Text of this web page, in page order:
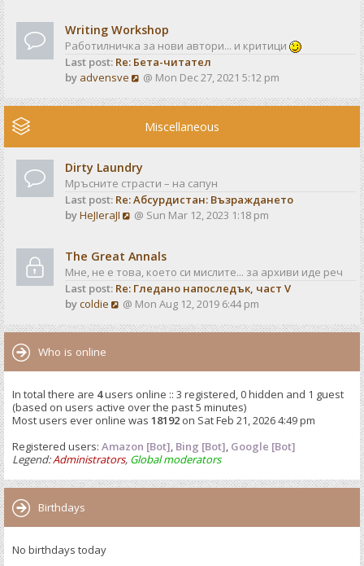
e
s
t
p
o
t
w
t
h
e
l
t
p
o
s
Writing Workshop
Работилничка за нови автори... и критици
Last post: Re: Бета-читател
by advensve
V
e
w
e
l
a
t
t
p
o
s
t
@ Mon Dec 27, 2021 5:12 pm
Miscellaneous
Dirty Laundry
Мръсните страсти – на сапун
Last post: Re: Абсурдистан: Възраждането
byHeJIeraJI
V
w
t
h
e
e
t
p
s
t
@ Sun Mar 12, 2023 1:18 pm
The Great Annals
Мне, не е това, което си мислите... за архиви иде реч
Last post: Re: Гледано напоследък, част V
bycoldie
V
e
e
l
a
t
e
t
@ Mon Aug 12, 2019 6:44 pm
Who is online
In total there are 4users online :: 3 registered, 0 hidden and 1 guest
(based on users active over the past 5 minutes)
Most users ever online was 18192 on Sat Feb 21, 2026 4:49 pm
Registered users: Amazon [Bot], Bing [Bot], Google [Bot]
Legend:Administrators, Global moderators
Birthdays
No birthdays today